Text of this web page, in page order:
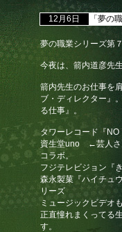
12月6日 「夢の
夢の職業シリーズ第
今夜は、箭内道彦先
箭内先生のお仕事を
ブ・ディレクター』
る仕事』。
タワーレコード『
資生堂uno ←芸人さ
コラボ。
フジテレビジョン『
森永製菓『ハイチュ
リーズ
ミュージックビデオ
正直憧れまくってる
す。